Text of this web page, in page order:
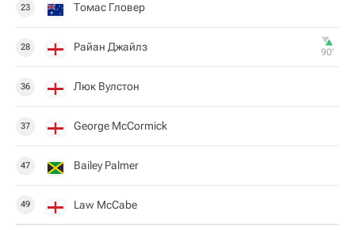
23 Томас Гловер
28 Райан Джайлз 90‎’‎
36 Люк Вулстон
37 George McCormick
47 Bailey Palmer
49 Law McCabe